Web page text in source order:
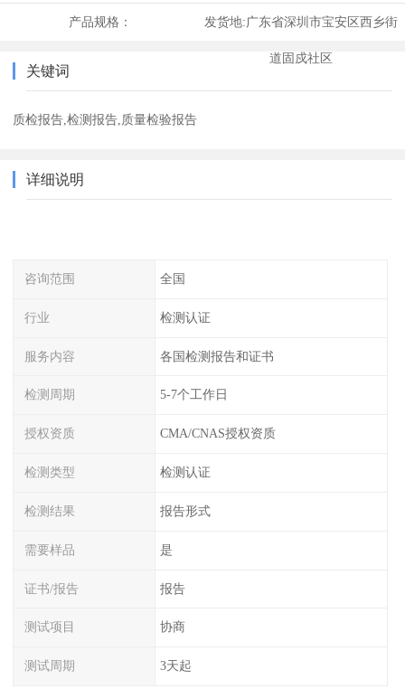
产品规格： 发货地:广东省深圳市宝安区西乡街
道固戍社区
关键词
质检报告,检测报告,质量检验报告
详细说明
咨询范围 全国
行业 检测认证
服务内容 各国检测报告和证书
检测周期 5-7个工作日
授权资质 CMA/CNAS授权资质
检测类型 检测认证
检测结果 报告形式
需要样品 是
证书/报告 报告
测试项目 协商
测试周期 3天起